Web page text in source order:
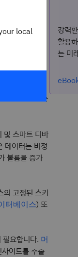
라바이트 또는
및 스마트 디바
데이터는 비정
볼륨을 증가
의 고정된 스키
터베이스) 또
요합니다. 머
이트를 추출
강력
활용
는 미
local